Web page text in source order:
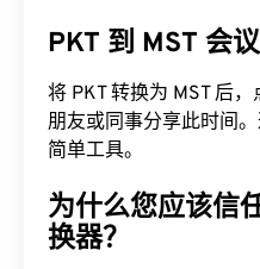
PKT 到 MST 会
将 PKT 转换为 MST 后
朋友或同事分享此时间
简单工具。
为什么您应该信
换器？